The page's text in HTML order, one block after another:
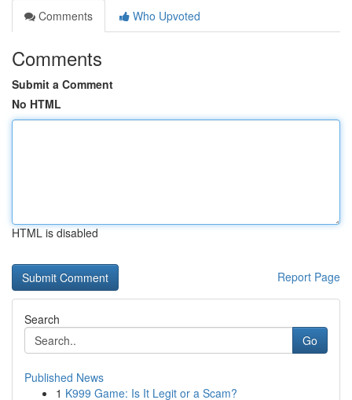
Comments
Who Upvoted
Comments
Submit a Comment
No HTML
HTML is disabled
Report Page
Search
Go
Published News
1 K999 Game: Is It Legit or a Scam?